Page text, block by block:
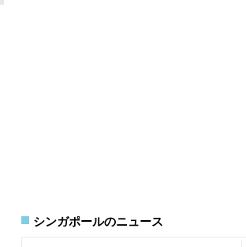
シンガポールのニュース